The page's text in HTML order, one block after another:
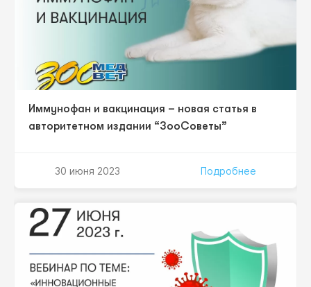
Иммунофан и вакцинация – новая статья в
авторитетном издании “ЗооСоветы”
30 июня 2023 Подробнее